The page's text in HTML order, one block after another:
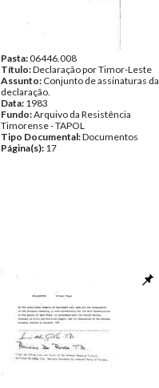
Pasta:06446.008
Título:Declaração por Timor-Leste
Assunto: Conjunto de assinaturas da
declaração.
Data: 1983
Fundo:Arquivo da Resistência
Timorense - TAPOL
Tipo Documental:Documentos
Página(s): 17